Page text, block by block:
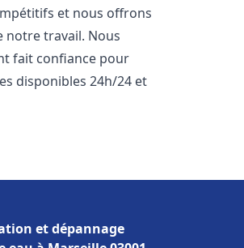
et nous offrons
notre travail. Nous
fait confiance pour
disponibles 24h/24 et
et dépannage